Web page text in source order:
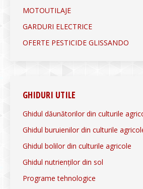
MOTOUTILAJE
GARDURI ELECTRICE
OFERTE PESTICIDE GLISSANDO
GHIDURI UTILE
Ghidul dăunătorilor din culturile
Ghidul buruienilor din culturile
Ghidul bolilor din culturile agricole
Ghidul nutrienților din sol
Programe tehnologice